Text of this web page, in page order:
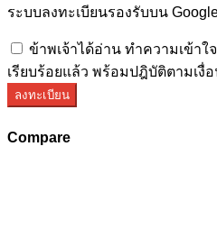
ระบบลงทะเบียนรองรับบน
ข้าพเจ้าได้อ่าน ทำความเข้าใจ
เรียบร้อยแล้ว พร้อมปฎิบัติตามเงื่
ลงทะเบียน
Compare